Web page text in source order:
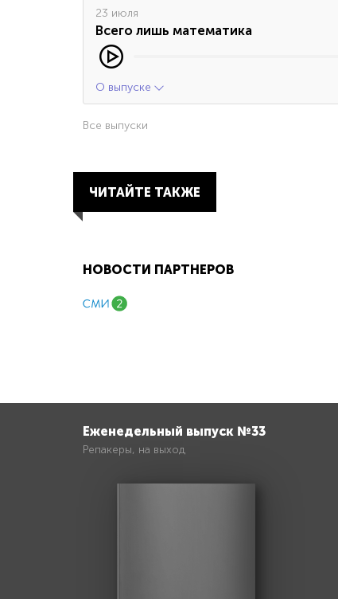
23 июля
Всего лишь математика
О выпуске
Все выпуски
ЧИТАЙТЕ ТАКЖЕ
НОВОСТИ ПАРТНЕРОВ
Еженедельный выпуск №33
Репакеры, на выход